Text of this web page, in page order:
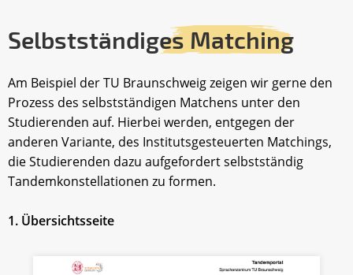
Selbstständiges Matching
Am Beispiel der TU Braunschweig zeigen wir gerne den
Prozess des selbstständigen Matchens unter den
Studierenden auf. Hierbei werden, entgegen der
anderen Variante, des Institutsgesteuerten Matchings,
die Studierenden dazu aufgefordert selbstständig
Tandemkonstellationen zu formen.
1. Übersichtsseite